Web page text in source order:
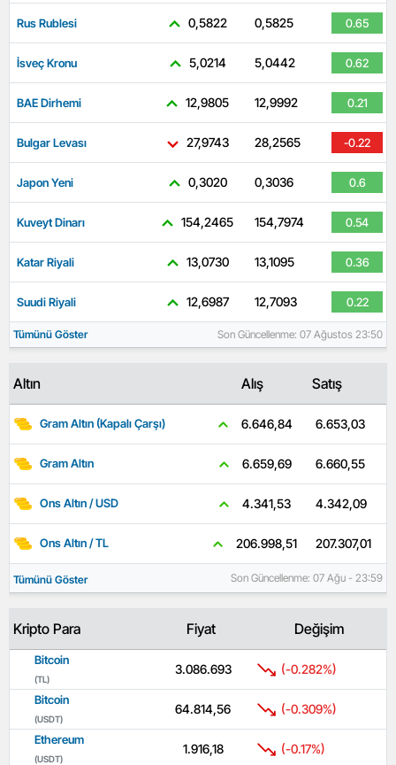
Rus Rublesi 0,5822 0,5825 0.65
İsveç Kronu 5,0214 5,0442 0.62
BAE Dirhemi 12,9805 12,9992 0.21
Bulgar Levası 27,9743 28,2565 -0.22
Japon Yeni 0,3020 0,3036 0.6
Kuveyt Dinarı 154,2465 154,7974 0.54
Katar Riyali 13,0730 13,1095 0.36
Suudi Riyali 12,6987 12,7093 0.22
Tümünü Göster Son Güncellenme: 07 Ağustos 23:50
Altın Alış Satış
Gram Altın (Kapalı Çarşı) 6.646,84 6.653,03
Gram Altın 6.659,69 6.660,55
Ons Altın / USD 4.341,53 4.342,09
Ons Altın / TL 206.998,51 207.307,01
Tümünü Göster Son Güncellenme: 07 Ağu - 23:59
Kripto Para Fiyat Değişim
Bitcoin
(TL)
3.086.693 (-0.282%)
Bitcoin
(USDT)
64.814,56 (-0.309%)
Ethereum
(USDT)
1.916,18 (-0.17%)